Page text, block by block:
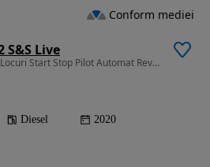
S&S Live
2179 cm3 • 140 CP • L2H2 3 Locuri Start Stop Pilot Automat Revizii la zi Garantie
Diesel 2020
Conform mediei